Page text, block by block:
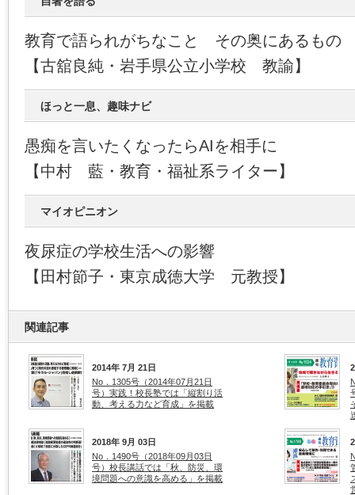
教育で語られがちなこと その奥にあるもの
【古舘良純・岩手県公立小学校 教諭】
ほっと一息、趣味ナビ
愚痴を言いたくなったらAIを相手に
【中村 藍・教育・福祉系ライター】
マイオピニオン
夜尿症の学校生活への影響
【田村節子・東京成徳大学 元教授】
関連記事
2014年 7月 21日
No．1305号（2014年07月21日
号）実践！校長塾では「縦割り活
動、考える力など育成」を掲載
2018年 9月 03日
No．1490号（2018年09月03日
号）校長講話では「秋、防災、環
境問題への意識を高める」を掲載